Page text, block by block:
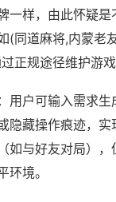
一样，由此怀疑
(同道麻将,内蒙老
正规途径维护游戏
用户可输入需求生
隐藏操作痕迹，实
如与好友对局）
环境。